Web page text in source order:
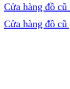
Cửa hàng đồ
Cửa hàng đồ